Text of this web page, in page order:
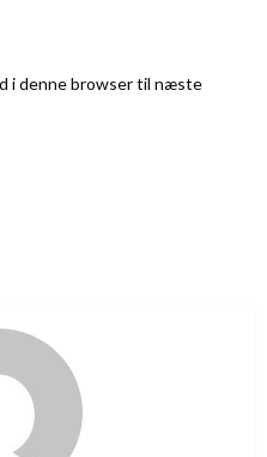
i denne browser til næste